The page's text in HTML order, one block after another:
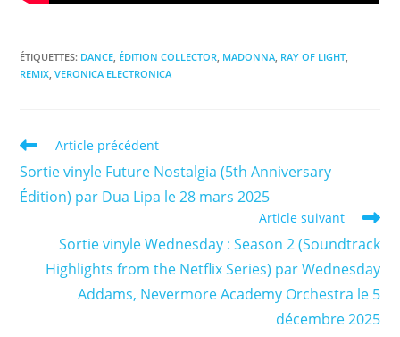
ÉTIQUETTES: DANCE ÉDITION COLLECTOR MADONNA RAY OF LIGHT
REMIX VERONICA ELECTRONICA
Read
articles
Article précédent
Sortie vinyle Future Nostalgia (5th Anniversary
Édition) par Dua Lipa le 28 mars 2025
Article suivant
Sortie vinyle Wednesday : Season 2 (Soundtrack
Highlights from the Netflix Series) par Wednesday
Addams, Nevermore Academy Orchestra le 5
décembre 2025